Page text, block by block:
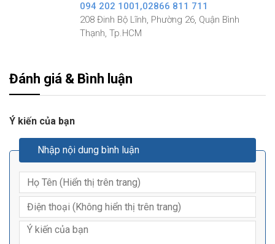
094 202 1001,02866 811 711
208 Đinh Bộ Lĩnh, Phường 26, Quận Bình
Thạnh, Tp.HCM
Đánh giá & Bình luận
Ý kiến của bạn
Nhập nội dung bình luận